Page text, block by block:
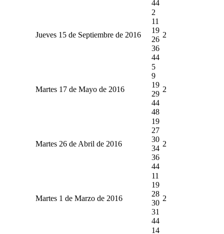
44
Jueves 15 de Septiembre de 2016
2
11
19
26
36
44
2
Martes 17 de Mayo de 2016
5
9
19
29
44
48
2
Martes 26 de Abril de 2016
19
27
30
34
36
44
2
Martes 1 de Marzo de 2016
11
19
28
30
31
44
2
14